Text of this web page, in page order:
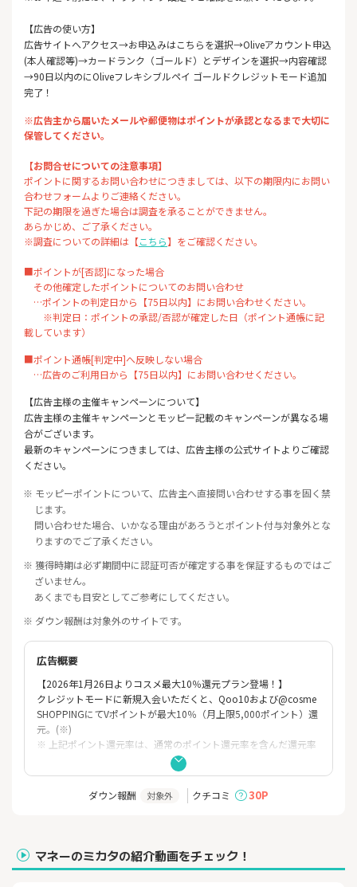
【広告の使い方】
広告サイトへアクセス→お申込みはこちらを選択→Oliveアカウント申込
(本人確認等)→カードランク（ゴールド）とデザインを選択→内容確認
→90日以内のにOliveフレキシブルペイ ゴールドクレジットモード追加
完了！
※広告主から届いたメールや郵便物はポイントが承認となるまで大切に
保管してください。
【お問合せについての注意事項】
ポイントに関するお問い合わせにつきましては、以下の期限内にお問い
合わせフォームよりご連絡ください。
下記の期限を過ぎた場合は調査を承ることができません。
あらかじめ、ご了承ください。
※調査についての詳細は【こちら】をご確認ください。
■ポイントが[否認]になった場合
その他確定したポイントについてのお問い合わせ
…ポイントの判定日から【75日以内】にお問い合わせください。
※判定日：ポイントの承認/否認が確定した日（ポイント通帳に記
載しています）
■ポイント通帳[判定中]へ反映しない場合
…広告のご利用日から【75日以内】にお問い合わせください。
【広告主様の主催キャンペーンについて】
広告主様の主催キャンペーンとモッピー記載のキャンペーンが異なる場
合がございます。
最新のキャンペーンにつきましては、広告主様の公式サイトよりご確認
ください。
※ モッピーポイントについて、広告主へ直接問い合わせする事を固く禁
じます。
問い合わせた場合、いかなる理由があろうとポイント付与対象外とな
りますのでご了承ください。
※ 獲得時期は必ず期間中に認証可否が確定する事を保証するものではご
ざいません。
あくまでも目安としてご参考にしてください。
※ ダウン報酬は対象外のサイトです。
広告概要
【2026年1月26日よりコスメ最大10％還元プラン登場！】
クレジットモードに新規入会いただくと、Qoo10および@cosme
SHOPPINGにてVポイントが最大10％（月上限5,000ポイント）還
元。(※)
※ 上記ポイント還元率は、通常のポイント還元率を含んだ還元率
※ 当プランや最大10％還元の条件・詳細は、必ず以下ホームぺー
ジをご確認ください。
※ 当プランは予告なく変更・終了することがございます。
https://www.smbc-card.com/nyukai/campaign/pop/cardinfo3
010639.jsp
ダウン報酬 対象外 クチコミ 30P
マネーのミカタの紹介動画をチェック！